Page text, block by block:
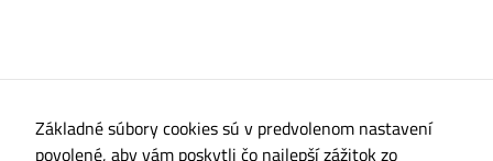
Základné súbory cookies sú v predvolenom nastavení
povolené, aby vám poskytli čo najlepší zážitok zo
webovej
zmiznú.